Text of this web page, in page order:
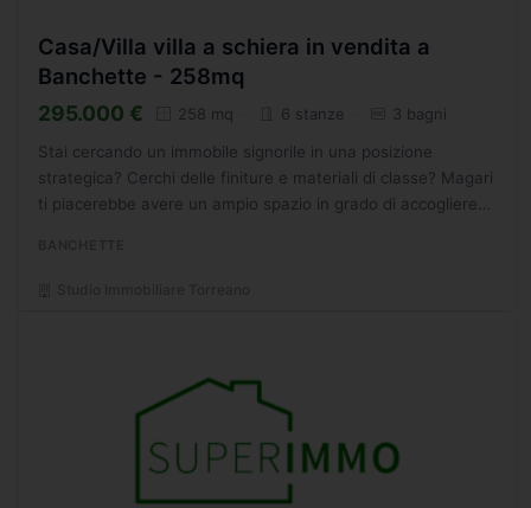
Casa/Villa villa a schiera in vendita a
Banchette - 258mq
295.000 € 258 mq 6 stanze 3 bagni
Stai cercando un immobile signorile in una posizione
strategica? Cerchi delle finiture e materiali di classe? Magari
ti piacerebbe avere un ampio spazio in grado di accogliere